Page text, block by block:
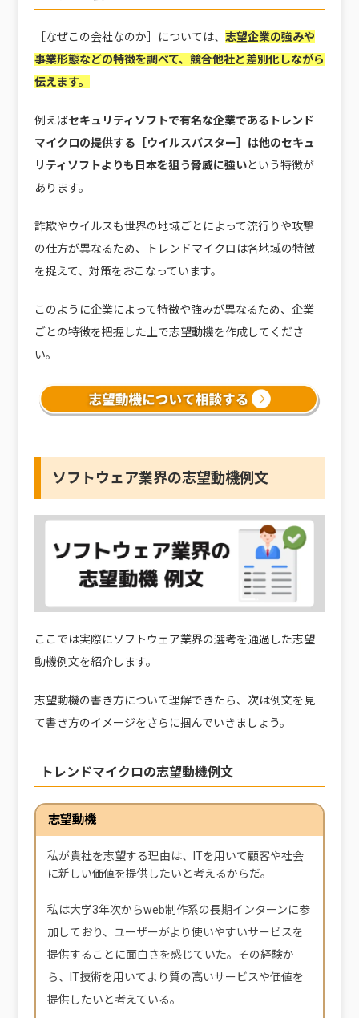
［なぜこの会社なのか］については、 志望企業の強みや
事業形態などの特徴を調べて、競合他社と差別化しながら
伝えます。
例えばセキュリティソフトで有名な企業であるトレンド
マイクロの提供する［ウイルスバスター］は他のセキュ
リティソフトよりも日本を狙う脅威に強いという特徴が
あります。
詐欺やウイルスも世界の地域ごとによって流行りや攻撃
の仕方が異なるため、トレンドマイクロは各地域の特徴
を捉えて、対策をおこなっています。
このように企業によって特徴や強みが異なるため、企業
ごとの特徴を把握した上で志望動機を作成してくださ
い。
ソフトウェア業界の志望動機例文
ここでは実際にソフトウェア業界の選考を通過した志望
動機例文を紹介します。
志望動機の書き方について理解できたら、次は例文を見
て書き方のイメージをさらに掴んでいきましょう。
トレンドマイクロの志望動機例文
志望動機
私が貴社を志望する理由は、ITを用いて顧客や社会
に新しい価値を提供したいと考えるからだ。
私は大学3年次からweb制作系の長期インターンに参
加しており、ユーザーがより使いやすいサービスを
提供することに面白さを感じていた。その経験か
ら、IT技術を用いてより質の高いサービスや価値を
提供したいと考えている。